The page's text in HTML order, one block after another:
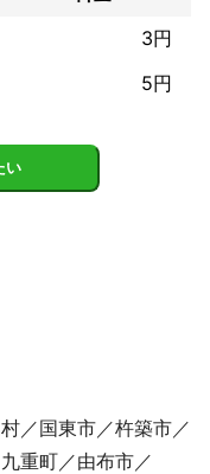
3円
5円
い
国東市
杵築市
九重町
由布市